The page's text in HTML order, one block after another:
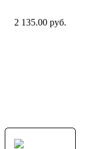
2 135.00 руб.